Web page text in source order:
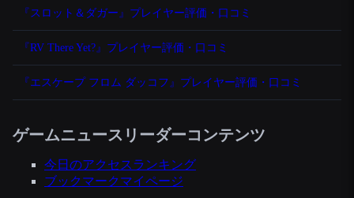
『スロット＆ダガー』プレイヤー評価・口コミ
『RV There Yet?』プレイヤー評価・口コミ
『エスケープ フロム ダッコフ』プレイヤー評価・口コミ
ゲームニュースリーダーコンテンツ
今日のアクセスランキング
ブックマークマイページ